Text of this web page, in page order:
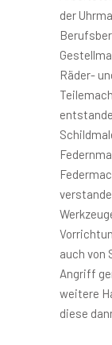
der
Räder-
auch von
Angriff
weitere
diese